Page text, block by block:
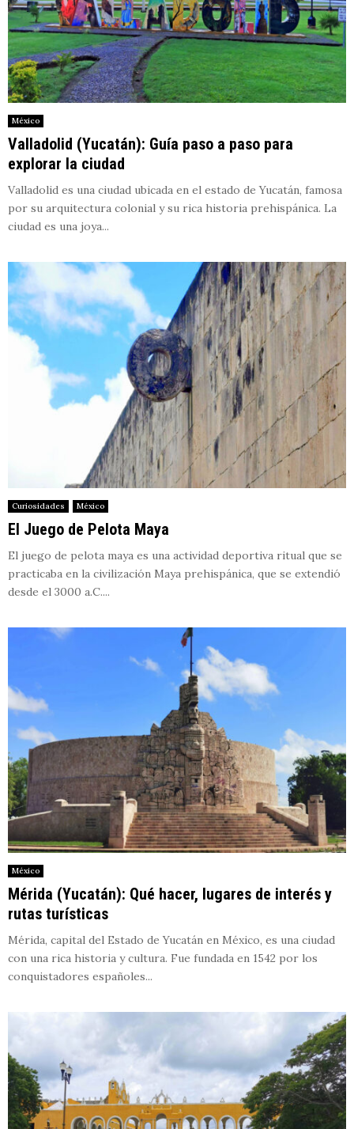
México
Valladolid (Yucatán): Guía paso a paso para
explorar la ciudad
Valladolid es una ciudad ubicada en el estado de Yucatán, famosa
por su arquitectura colonial y su rica historia prehispánica. La
ciudad es una joya...
Curiosidades México
El Juego de Pelota Maya
El juego de pelota maya es una actividad deportiva ritual que se
practicaba en la civilización Maya prehispánica, que se extendió
desde el 3000 a.C....
México
Mérida (Yucatán): Qué hacer, lugares de interés y
rutas turísticas
Mérida, capital del Estado de Yucatán en México, es una ciudad
con una rica historia y cultura. Fue fundada en 1542 por los
conquistadores españoles...